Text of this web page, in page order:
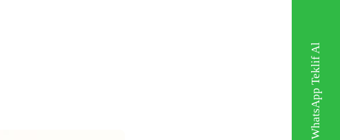
WhatsApp Teklif Al